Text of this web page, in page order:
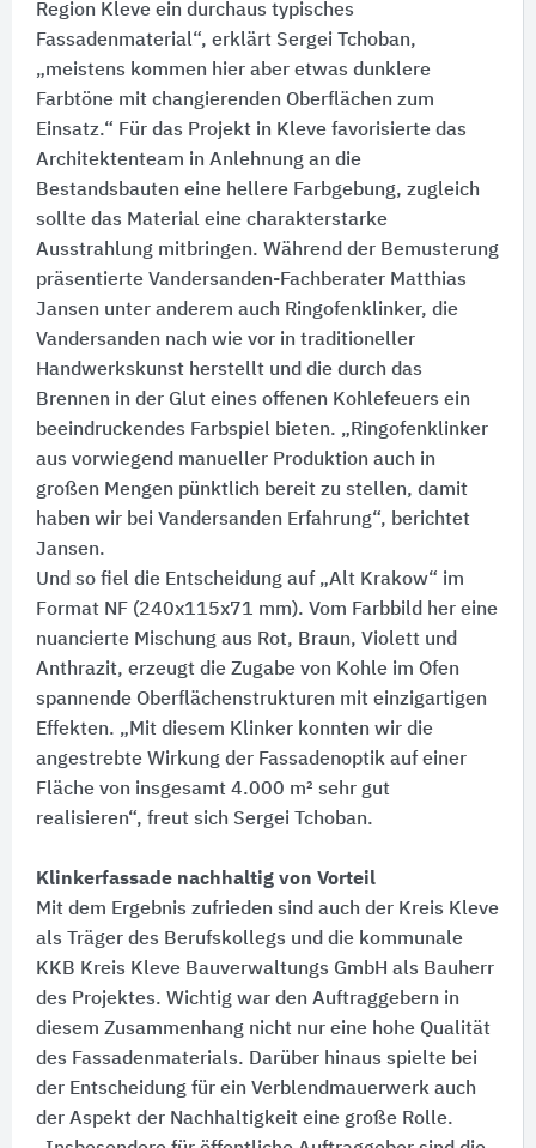
Region Kleve ein durchaus typisches
Fassadenmaterial“, erklärt Sergei Tchoban,
„meistens kommen hier aber etwas dunklere
Farbtöne mit changierenden Oberflächen zum
Einsatz.“ Für das Projekt in Kleve favorisierte das
Architektenteam in Anlehnung an die
Bestandsbauten eine hellere Farbgebung, zugleich
sollte das Material eine charakterstarke
Ausstrahlung mitbringen. Während der Bemusterung
präsentierte Vandersanden-Fachberater Matthias
Jansen unter anderem auch Ringofenklinker, die
Vandersanden nach wie vor in traditioneller
Handwerkskunst herstellt und die durch das
Brennen in der Glut eines offenen Kohlefeuers ein
beeindruckendes Farbspiel bieten. „Ringofenklinker
aus vorwiegend manueller Produktion auch in
großen Mengen pünktlich bereit zu stellen, damit
haben wir bei Vandersanden Erfahrung“, berichtet
Jansen.
Und so fiel die Entscheidung auf „Alt Krakow“ im
Format NF (240x115x71 mm). Vom Farbbild her eine
nuancierte Mischung aus Rot, Braun, Violett und
Anthrazit, erzeugt die Zugabe von Kohle im Ofen
spannende Oberflächenstrukturen mit einzigartigen
Effekten. „Mit diesem Klinker konnten wir die
angestrebte Wirkung der Fassadenoptik auf einer
Fläche von insgesamt 4.000 m² sehr gut
realisieren“, freut sich Sergei Tchoban.
Klinkerfassade nachhaltig von Vorteil
Mit dem Ergebnis zufrieden sind auch der Kreis Kleve
als Träger des Berufskollegs und die kommunale
KKB Kreis Kleve Bauverwaltungs GmbH als Bauherr
des Projektes. Wichtig war den Auftraggebern in
diesem Zusammenhang nicht nur eine hohe Qualität
des Fassadenmaterials. Darüber hinaus spielte bei
der Entscheidung für ein Verblendmauerwerk auch
der Aspekt der Nachhaltigkeit eine große Rolle.